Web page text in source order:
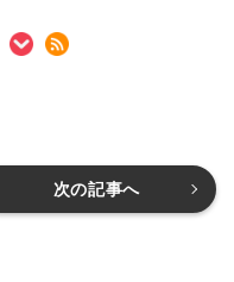
次の記事へ